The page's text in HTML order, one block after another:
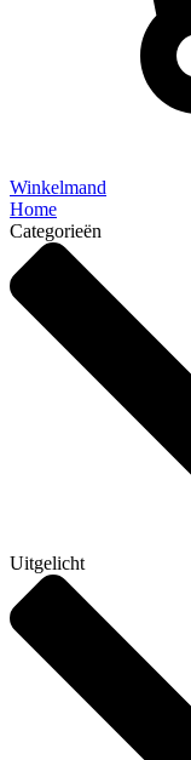
Winkelmand
Home
Categorieën
Uitgelicht